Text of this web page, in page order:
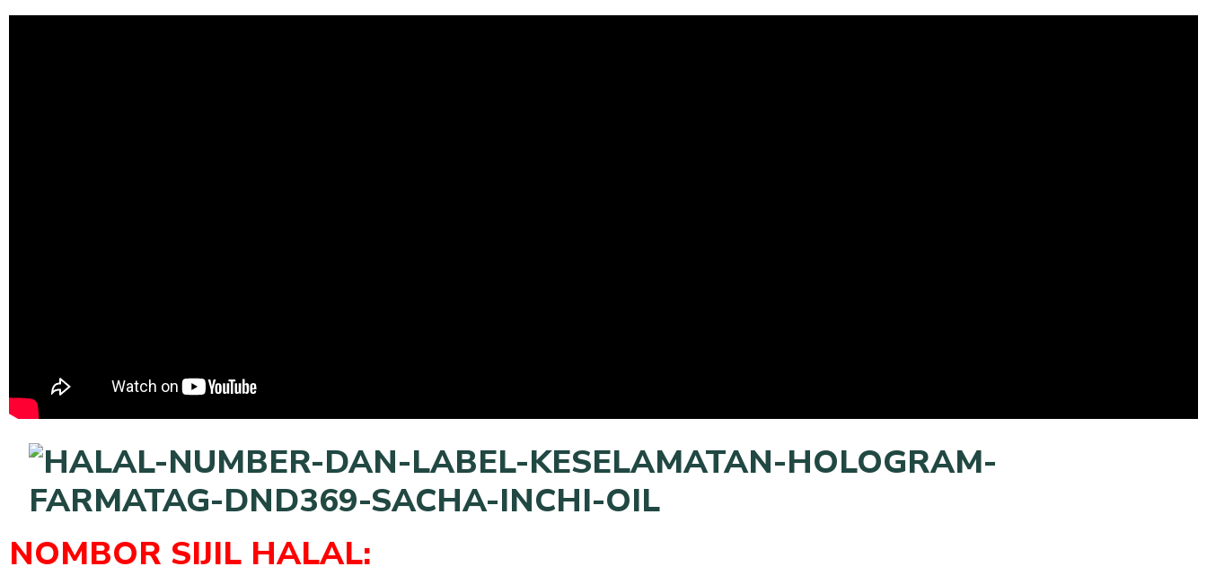
NOMBOR SIJIL HALAL: